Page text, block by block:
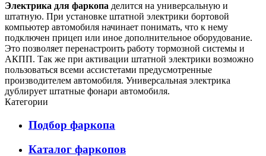
Электрика для фаркопа делится на универсальную и
штатную. При установке штатной электрики бортовой
компьютер автомобиля начинает понимать, что к нему
подключен прицеп или иное дополнительное оборудование.
Это позволяет перенастроить работу тормозной системы и
АКПП. Так же при активации штатной электрики возможно
пользоваться всеми ассистетами предусмотренные
производителем автомобиля. Универсальная электрика
дублирует штатные фонари автомобиля.
Категории
Подбор фаркопа
Каталог фаркопов